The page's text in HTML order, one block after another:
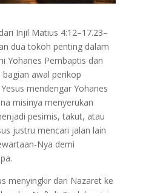
Injil Matius 4:12–17.23–
dua tokoh penting dalam
Yohanes Pembaptis dan
bagian awal perikop
mendengar Yohanes
misinya menyerukan
pesimis, takut, atau
justru mencari jalan lain
Nya demi
menyingkir dari Nazaret ke